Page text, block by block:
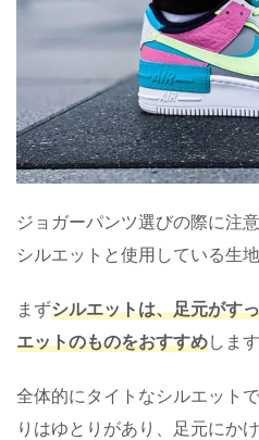
ジョガーパンツ選びの際に注
シルエットと使用している生地
まずシルエットは、足元がす
エットのものをおすすめします
全体的にタイトなシルエット
りはゆとりがあり、足元にか